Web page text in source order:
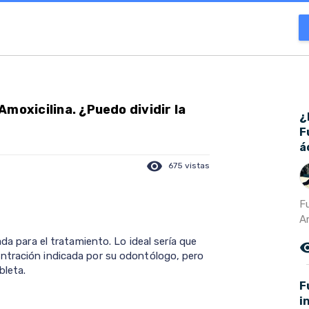
¿Puedo dividir la
visibility 675 vistas
para el tratamiento. Lo ideal sería que
indicada por su odontólogo, pero